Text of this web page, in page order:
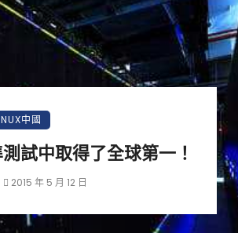
中國
試中取得了全球第一！
2015 年 5 月 12 日
觀察：Let&apos;s Encrpt 正
ISRG Root
更開放
升級，